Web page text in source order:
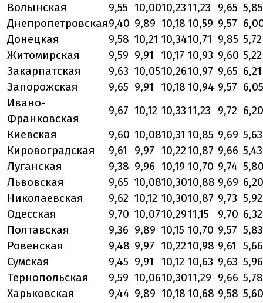
Волынская
9,55 10,0010,2311,23 9,65 5,85
Днепропетровская9,40 9,89 10,18 10,59 9,57
Донецкая
9,58 10,21 10,3410,71 9,85 5,72
Житомирская
9,59 9,91 10,17 10,93 9,60 5,22
Закарпатская
9,63 10,0510,2610,97 9,65 6,21
Запорожская
9,65 9,91 10,18 10,94 9,57 6,05
Ивано-
Франковская
9,67 10,12 10,3311,23 9,72 6,20
Киевская
9,60 10,0810,31 10,85 9,69 5,63
Кировоградская
9,61 9,97 10,2210,87 9,66 5,43
Луганская
9,38 9,96 10,19 10,70 9,74
Львовская
9,65 10,0810,3010,88 9,69 6,20
Николаевская
9,62 10,12 10,3010,87 9,73 5,92
Одесская
9,70 10,0710,2911,15 9,70 6,32
Полтавская
9,36 9,89 10,15 10,70 9,57 5,83
Ровенская
9,48 9,97 10,2210,98 9,61 5,66
Сумская
9,45 9,91 10,12 10,63 9,63 5,96
Тернопольская
9,59 10,0610,3011,29 9,66 5,78
Харьковская
9,44 9,89 10,18 10,68 9,58 5,60